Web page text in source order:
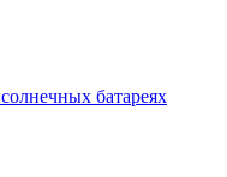
батареях